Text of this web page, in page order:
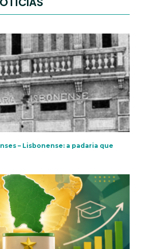
– Lisbonense: a padaria que